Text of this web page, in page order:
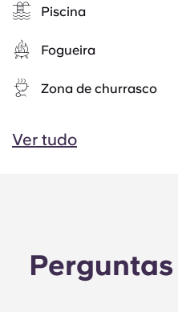
Piscina
Fogueira
Zona de churrasco
Ver tudo